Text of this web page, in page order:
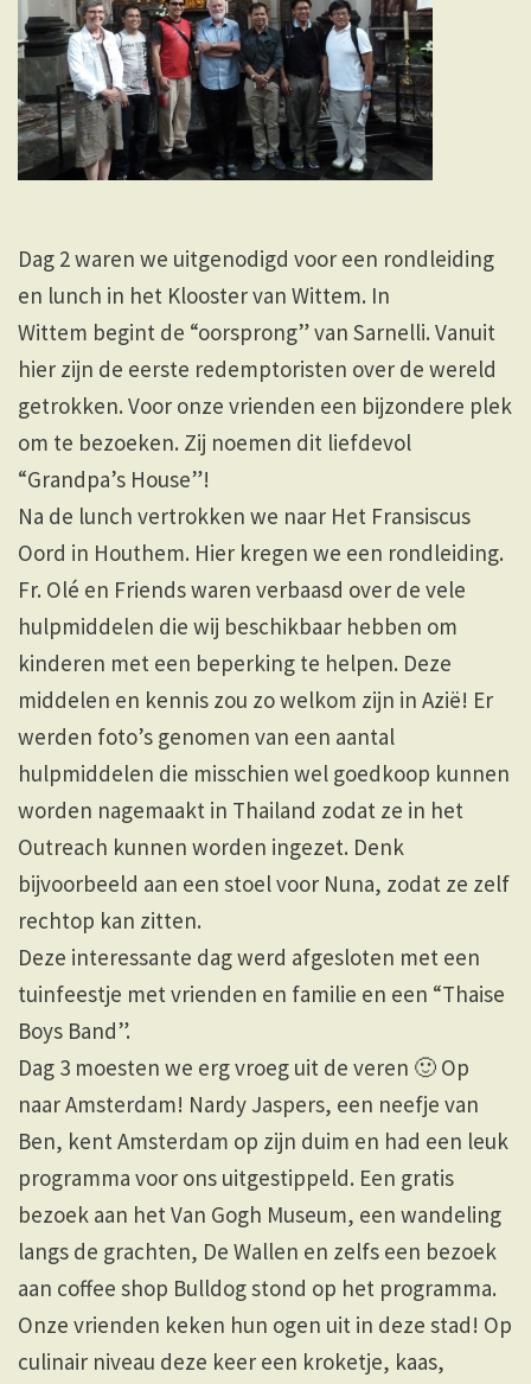
Dag 2 waren we uitgenodigd voor een rondleiding
en lunch in het Klooster van Wittem. In
Wittem begint de “oorsprong” van Sarnelli. Vanuit
hier zijn de eerste redemptoristen over de wereld
getrokken. Voor onze vrienden een bijzondere plek
om te bezoeken. Zij noemen dit liefdevol
“Grandpa’s House”!
Na de lunch vertrokken we naar Het Fransiscus
Oord in Houthem. Hier kregen we een rondleiding.
Fr. Olé en Friends waren verbaasd over de vele
hulpmiddelen die wij beschikbaar hebben om
kinderen met een beperking te helpen. Deze
middelen en kennis zou zo welkom zijn in Azië! Er
werden foto’s genomen van een aantal
hulpmiddelen die misschien wel goedkoop kunnen
worden nagemaakt in Thailand zodat ze in het
Outreach kunnen worden ingezet. Denk
bijvoorbeeld aan een stoel voor Nuna, zodat ze zelf
rechtop kan zitten.
Deze interessante dag werd afgesloten met een
tuinfeestje met vrienden en familie en een “Thaise
Boys Band”.
Dag 3 moesten we erg vroeg uit de veren 🙂 Op
naar Amsterdam! Nardy Jaspers, een neefje van
Ben, kent Amsterdam op zijn duim en had een leuk
programma voor ons uitgestippeld. Een gratis
bezoek aan het Van Gogh Museum, een wandeling
langs de grachten, De Wallen en zelfs een bezoek
aan coffee shop Bulldog stond op het programma.
Onze vrienden keken hun ogen uit in deze stad! Op
culinair niveau deze keer een kroketje, kaas,